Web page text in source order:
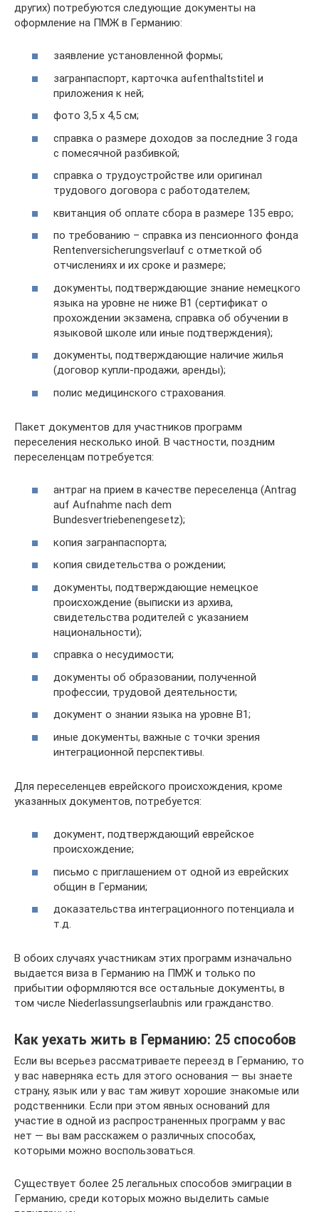
других) потребуются следующие документы на
оформление на ПМЖ в Германию:
заявление установленной формы;
загранпаспорт, карточка аufenthaltstitel и
приложения к ней;
фото 3,5 х 4,5 см;
справка о размере доходов за последние 3 года
с помесячной разбивкой;
справка о трудоустройстве или оригинал
трудового договора с работодателем;
квитанция об оплате сбора в размере 135 евро;
по требованию – справка из пенсионного фонда
Rentenversicherungsverlauf с отметкой об
отчислениях и их сроке и размере;
документы, подтверждающие знание немецкого
языка на уровне не ниже В1 (сертификат о
прохождении экзамена, справка об обучении в
языковой школе или иные подтверждения);
документы, подтверждающие наличие жилья
(договор купли-продажи, аренды);
полис медицинского страхования.
Пакет документов для участников программ
переселения несколько иной. В частности, поздним
переселенцам потребуется:
антраг на прием в качестве переселенца (Antrag
auf Aufnahme nach dem
Bundesvertriebenengesetz);
копия загранпаспорта;
копия свидетельства о рождении;
документы, подтверждающие немецкое
происхождение (выписки из архива,
свидетельства родителей с указанием
национальности);
справка о несудимости;
документы об образовании, полученной
профессии, трудовой деятельности;
документ о знании языка на уровне В1;
иные документы, важные с точки зрения
интеграционной перспективы.
Для переселенцев еврейского происхождения, кроме
указанных документов, потребуется:
документ, подтверждающий еврейское
происхождение;
письмо с приглашением от одной из еврейских
общин в Германии;
доказательства интеграционного потенциала и
т.д.
В обоих случаях участникам этих программ изначально
выдается виза в Германию на ПМЖ и только по
прибытии оформляются все остальные документы, в
том числе Niederlassungserlaubnis или гражданство.
Как уехать жить в Германию: 25 способов
Если вы всерьез рассматриваете переезд в Германию, то
у вас наверняка есть для этого основания — вы знаете
страну, язык или у вас там живут хорошие знакомые или
родственники. Если при этом явных оснований для
участие в одной из распространенных программ у вас
нет — вы вам расскажем о различных способах,
которыми можно воспользоваться.
Существует более 25 легальных способов эмиграции в
Германию, среди которых можно выделить самые